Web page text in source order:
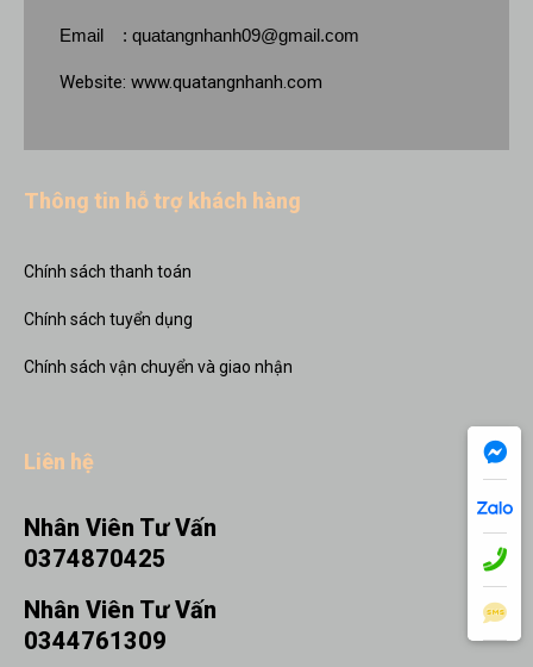
Email : quatangnhanh09@gmail.com
Website: www.quatangnhanh.com
Thông tin hỗ trợ khách hàng
Chính sách thanh toán
Chính sách tuyển dụng
Chính sách vận chuyển và giao nhận
Liên hệ
Nhân Viên Tư Vấn
0374870425
Nhân Viên Tư Vấn
0344761309